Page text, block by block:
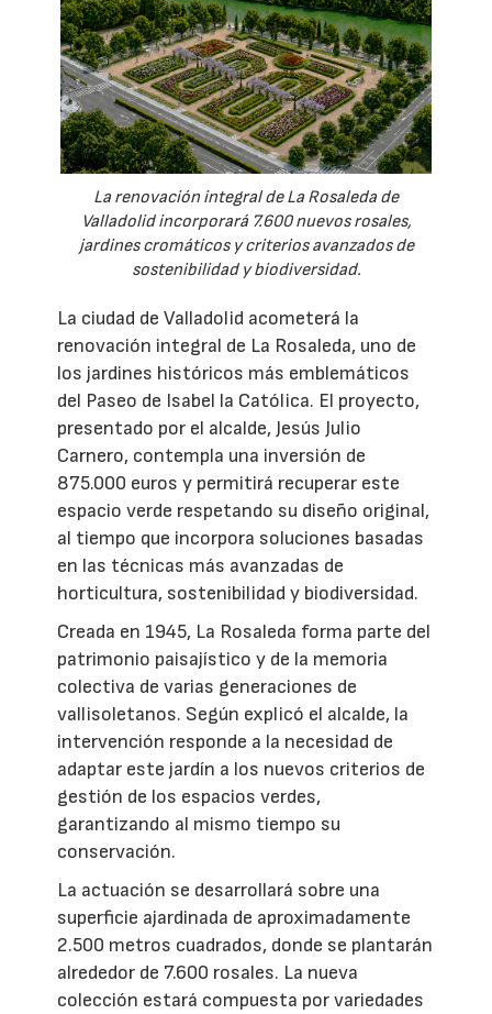
La renovación integral de La Rosaleda de
Valladolid incorporará 7.600 nuevos rosales,
jardines cromáticos y criterios avanzados de
sostenibilidad y biodiversidad.
La ciudad de Valladolid acometerá la
renovación integral de La Rosaleda, uno de
los jardines históricos más emblemáticos
del Paseo de Isabel la Católica. El proyecto,
presentado por el alcalde, Jesús Julio
Carnero, contempla una inversión de
875.000 euros y permitirá recuperar este
espacio verde respetando su diseño original,
al tiempo que incorpora soluciones basadas
en las técnicas más avanzadas de
horticultura, sostenibilidad y biodiversidad.
Creada en 1945, La Rosaleda forma parte del
patrimonio paisajístico y de la memoria
colectiva de varias generaciones de
vallisoletanos. Según explicó el alcalde, la
intervención responde a la necesidad de
adaptar este jardín a los nuevos criterios de
gestión de los espacios verdes,
garantizando al mismo tiempo su
conservación.
La actuación se desarrollará sobre una
superficie ajardinada de aproximadamente
2.500 metros cuadrados, donde se plantarán
alrededor de 7.600 rosales. La nueva
colección estará compuesta por variedades